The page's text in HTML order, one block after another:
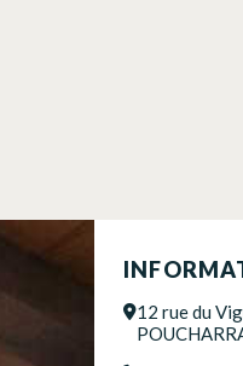
12 rue du